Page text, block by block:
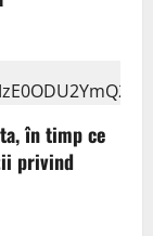
în timp ce
privind